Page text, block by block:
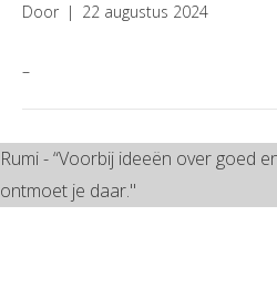
Door | 22 augustus 2024
–
Rumi - “Voorbij ideeën over goed
ontmoet je daar."